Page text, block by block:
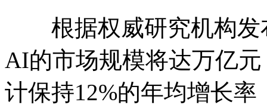
根据权威研究机构发
AI的市场规模将达万亿
计保持12%的年均增长